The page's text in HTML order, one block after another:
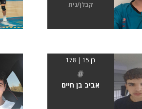
קבלן/נית
בן 15 | 178
#
אביב בן חיים